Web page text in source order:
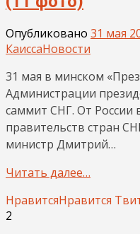
Опубликовано 31 мая
КаиссаНовости
31 мая в минском
Администрации
саммит СНГ. От России
правительств стран
министр Дмитрий…
Читать далее…
НравитсяНравится
2